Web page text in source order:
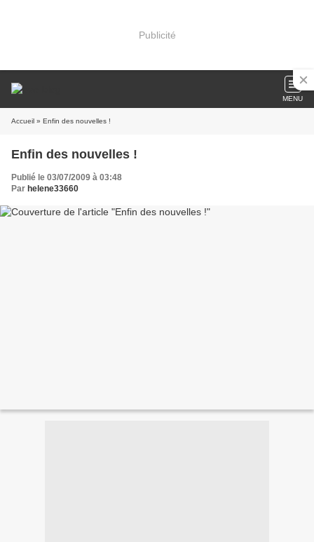
Publicité
MENU
Accueil » Enfin des nouvelles !
Enfin des nouvelles !
Publié le 03/07/2009 à 03:48
Par helene33660